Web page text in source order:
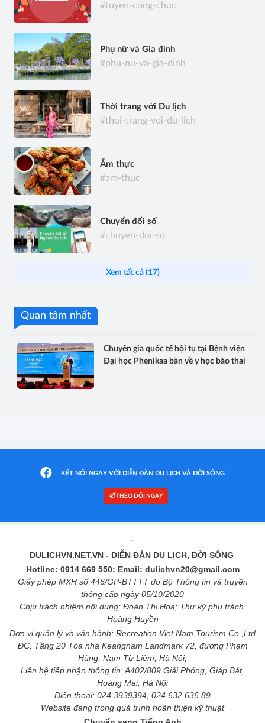
#tuyen-cong-chuc
Phụ nữ và Gia đình
#phu-nu-va-gia-dinh
Thời trang với Du lịch
#thoi-trang-voi-du-lich
Ẩm thực
#am-thuc
Chuyển đổi số
#chuyen-doi-so
Xem tất cả (17)
Quan tâm nhất
Chuyên gia quốc tế hội tụ tại Bệnh viện
Đại học Phenikaa bàn về y học bào thai
KẾT NỐI NGAY VỚI DIỄN ĐÀN DU LỊCH VÀ ĐỜI SỐNG
THEO DÕI NGAY
DULICHVN.NET.VN- DIỄN ĐÀN DU LỊCH, ĐỜI SỐNG
Hotline: 0914 669 550; Email: dulichvn20@gmail.com
Giấy phép MXH số 446/GP-BTTTT do Bộ Thông tin và truyền
thông cấp ngày 05/10/2020
Chịu trách nhiệm nội dung: Đoàn Thị Hoa; Thư ký phụ trách:
Hoàng Huyền
Đơn vị quản lý và vận hành: Recreation Viet Nam Tourism Co.,Ltd
ĐC: Tầng 20 Tòa nhà Keangnam Landmark 72, đường Phạm
Hùng, Nam Từ Liêm, Hà Nội;
Liên hệ tiếp nhận thông tin: A402/809 Giải Phóng, Giáp Bát,
Hoàng Mai, Hà Nội
Điện thoại: 024 3939394; 024 632 636 89
Website đang trong quá trình hoàn thiện kỹ thuật